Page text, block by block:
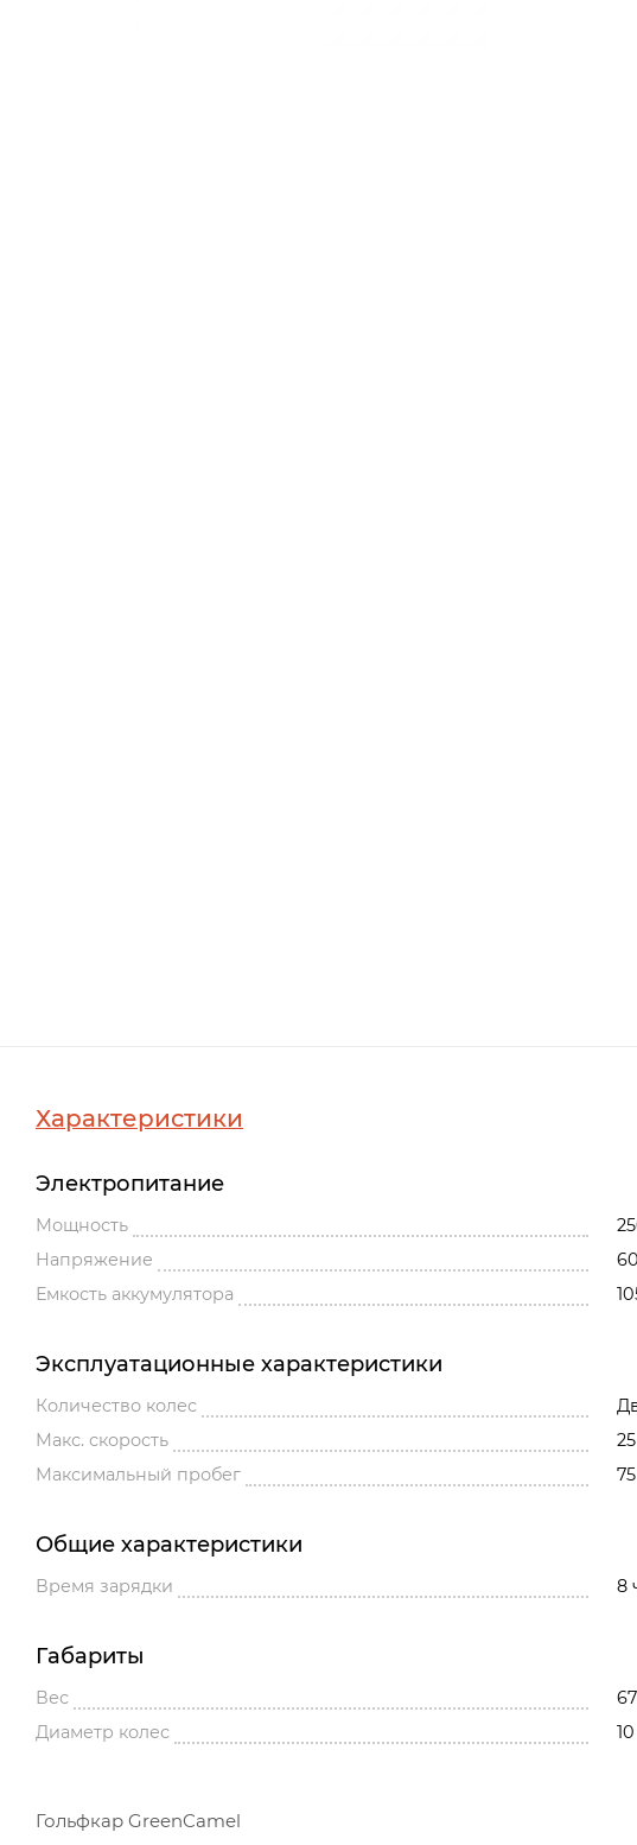
Характеристики
Электропитание
Мощность
Напряжение
Емкость аккумулятора
Эксплуатационные характеристики
Количество колес
Макс. скорость
Максимальный пробег
Общие характеристики
Время зарядки 8
Габариты
Вес
Диаметр колес
Гольфкар GreenCamel